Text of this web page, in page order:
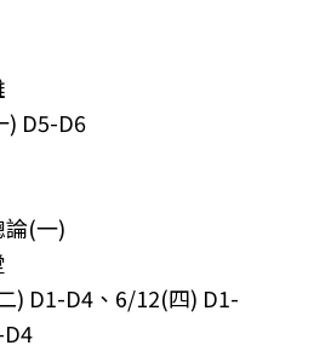
) D5-D6
(一)
) D1-D4、6/12(四) D1-